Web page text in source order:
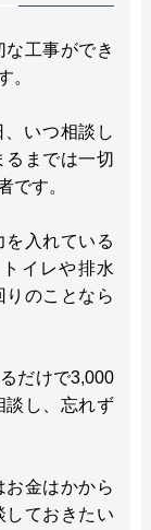
工事ができ
。
いつ相談し
るまでは一切
です。
入れている
イレや排水
のことなら
だけで3,000
談し、忘れず
金はかから
しておきたい